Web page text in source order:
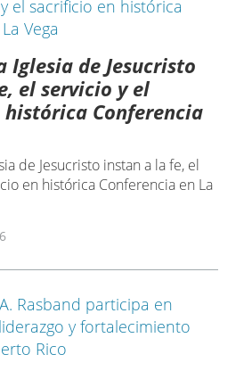
Iglesia de Jesucristo
el servicio y el
Conferencia
de Jesucristo instan a la fe, el
en histórica Conferencia en La